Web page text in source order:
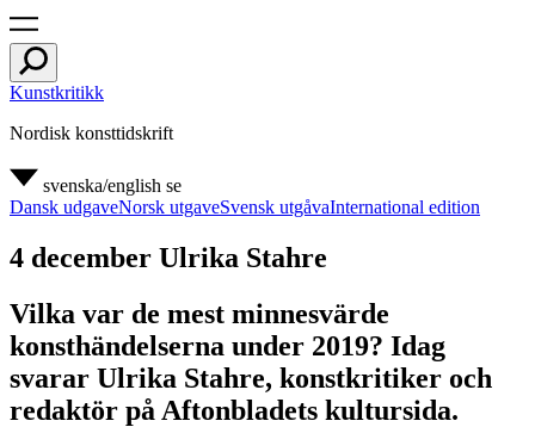
Kunstkritikk
Nordisk konsttidskrift
svenska/english se
Dansk udgaveNorsk utgaveSvensk utgåvaInternational edition
4 december Ulrika Stahre
Vilka var de mest minnesvärde
konsthändelserna under 2019? Idag
svarar Ulrika Stahre, konstkritiker och
redaktör på Aftonbladets kultursida.